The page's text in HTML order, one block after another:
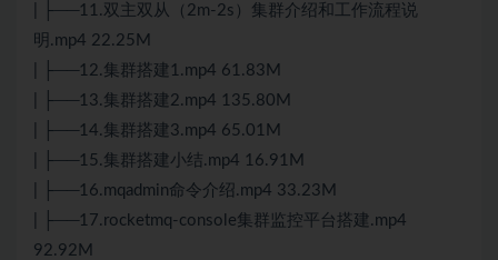
| ├──11.双主双从（2m-2s）集群介绍和工作流程说
明.mp4 22.25M
| ├──12.集群搭建1.mp4 61.83M
| ├──13.集群搭建2.mp4 135.80M
| ├──14.集群搭建3.mp4 65.01M
| ├──15.集群搭建小结.mp4 16.91M
| ├──16.mqadmin命令介绍.mp4 33.23M
| ├──17.rocketmq-console集群监控平台搭建.mp4
92.92M